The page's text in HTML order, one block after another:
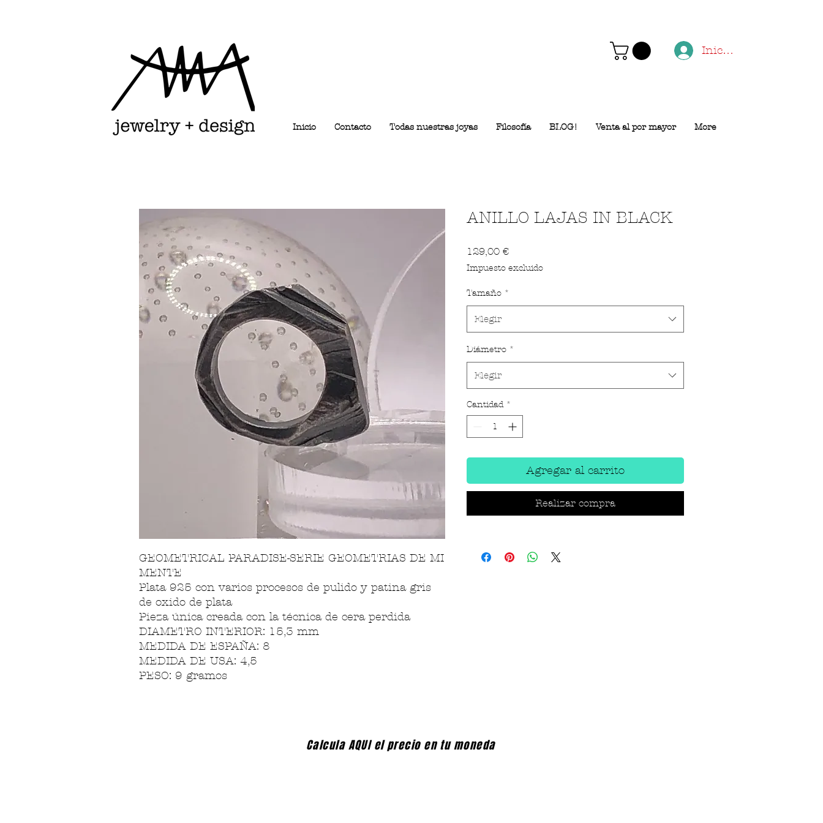
Iniciar sesión
Inicio Contacto Todas nuestras joyas Filosofía BLOG! Venta al por mayor More
GEOMETRICAL PARADISE-SERIE GEOMETRIAS DE MI
MENTE
Plata 925 con varios procesos de pulido y patina gris
de oxido de plata
Pieza única creada con la técnica de cera perdida
DIAMETRO INTERIOR: 15,3 mm
MEDIDA DE ESPAÑA: 8
MEDIDA DE USA: 4,5
PESO: 9 gramos
ANILLO LAJAS IN BLACK
129,00 €Precio
Impuesto excluido
Tamaño *
Elegir
Diámetro *
Elegir
Cantidad *
Agregar al carrito
Realizar compra
Calcula AQUI el precio en tu moneda